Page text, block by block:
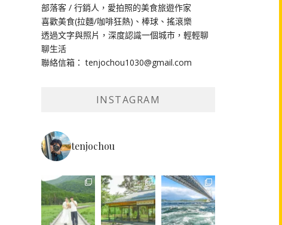
部落客 / 行銷人，愛拍照的美食旅遊作家
喜歡美食(拉麵/咖啡狂熱)、棒球、搖滾樂
透過文字與照片，深度認識一個城市，輕輕聊
聊生活
聯絡信箱： tenjochou1030@gmail.com
INSTAGRAM
tenjochou